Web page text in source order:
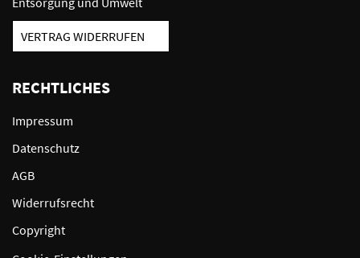
VERTRAG WIDERRUFEN
RECHTLICHES
Impressum
Datenschutz
AGB
Widerrufsrecht
Copyright